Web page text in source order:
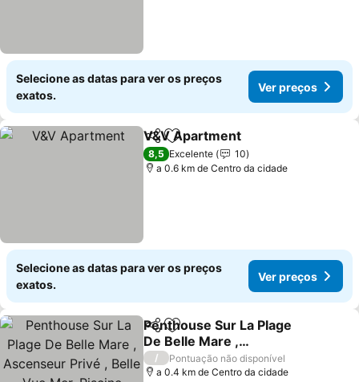
Selecione as datas para ver os preços
exatos.
Ver preços
PartilharAdicionar aos favoritos
V&V Apartment
8,5 Excelente
10
a 0.6 km de Centro da cidade
Selecione as datas para ver os preços
exatos.
Ver preços
PartilharAdicionar aos favoritos
Penthouse Sur La Plage
De Belle Mare ,
Ascenseur Privé , Belle
Vue Mer, Piscine
/
Pontuação não disponível
a 0.4 km de Centro da cidade